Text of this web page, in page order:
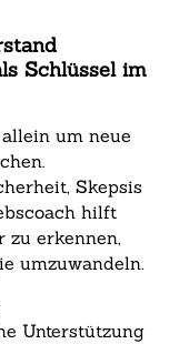
Schlüssel im
um neue
Skepsis
hilft
zu erkennen,
umzuwandeln.
Unterstützung